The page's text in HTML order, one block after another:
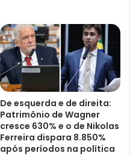
De esquerda e de direita:
Patrimônio de Wagner
cresce 630% e o de Nikolas
Ferreira dispara 8.850%
após períodos na política